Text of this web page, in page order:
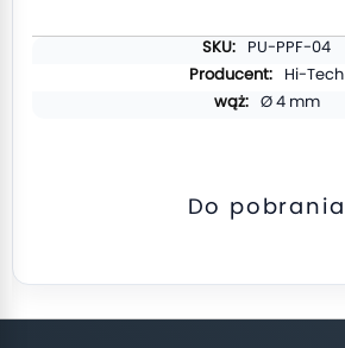
PU-PPF-04
Hi-Tech
Ø 4 mm
Do pobrania